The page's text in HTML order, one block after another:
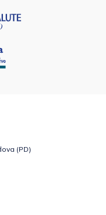
(PD)